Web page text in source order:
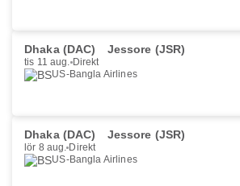
Dhaka (DAC) Jessore (JSR)
tis 11 aug. Direkt
US-Bangla Airlines
Dhaka (DAC) Jessore (JSR)
lör 8 aug. Direkt
US-Bangla Airlines